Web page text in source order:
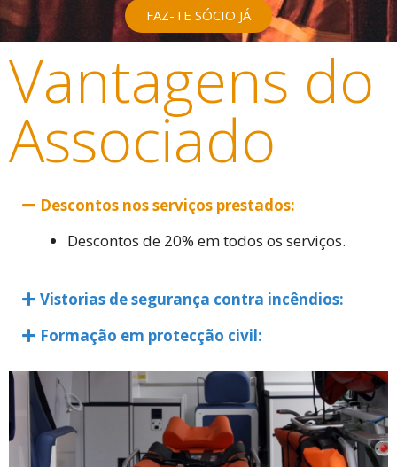
FAZ-TE SÓCIO JÁ
Vantagens do
Associado
Descontos nos serviços prestados:
Descontos de 20% em todos os serviços.
Vistorias de segurança contra incêndios:
Formação em protecção civil: